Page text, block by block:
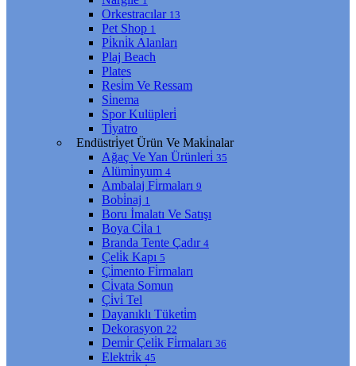
Orkestracılar 13
Pet Shop 1
Pi̇kni̇k Alanları
Plaj Beach
Plates
Resi̇m Ve Ressam
Si̇nema
Spor Kulüpleri̇
Ti̇yatro
Endüstri̇yet Ürün Ve Maki̇nalar
Ağaç Ve Yan Ürünleri̇ 35
Alümi̇nyum 4
Ambalaj Fi̇rmaları 9
Bobi̇naj 1
Boru İmalatı Ve Satışı
Boya Ci̇la 1
Branda Tente Çadır 4
Çeli̇k Kapı 5
Çi̇mento Fi̇rmaları
Ci̇vata Somun
Çi̇vi̇ Tel
Dayanıklı Tüketi̇m
Dekorasyon 22
Demi̇r Çeli̇k Fi̇rmaları 36
Elektri̇k 45